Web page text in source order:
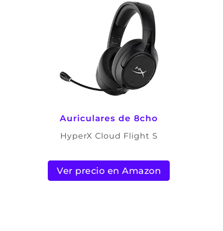
Auriculares de 8cho
HyperX Cloud Flight S
Ver precio en Amazon